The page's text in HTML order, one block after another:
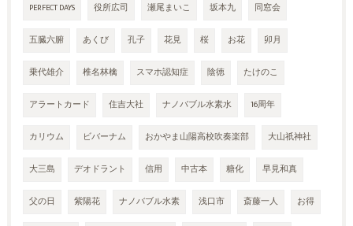
PERFECT DAYS 役所広司 瀬尾まいこ 坂本九 同窓会
五臓六腑 あくび 孔子 花見 桜 お花 卯月
乗代雄介 椎名林檎 スマホ認知症 陰徳 たけのこ
アラートカード 住吉大社 ナノバブル水素水 16周年
カリウム ビバーナム おかやま山陽高校吹奏楽部 大山祇神社
大三島 デオドラント 信用 中古本 糖化 早見和真
父の日 紫陽花 ナノバブル水素 浅口市 斎藤一人 お得